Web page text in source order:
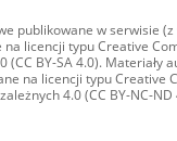
publikowane w serwisie
na licencji typu Creative
(CC BY-SA 4.0). Materiały
na licencji typu Creative
4.0 (CC BY-NC-